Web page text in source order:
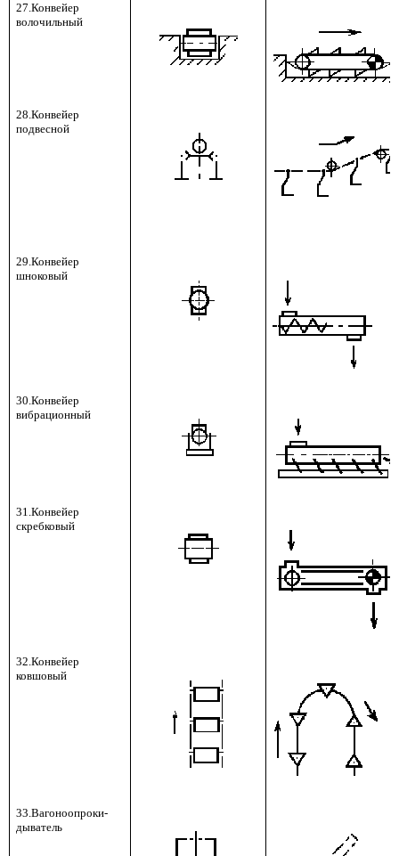
27.Конвейер
волочильный
28.Конвейер
подвесной
29.Конвейер
шноковый
30.Конвейер
вибрационный
31.Конвейер
скребковый
32.Конвейер
ковшовый
33.Вагоноопроки-
дыватель